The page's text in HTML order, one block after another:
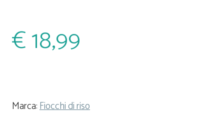
€18,99
Marca:Fiocchi di riso